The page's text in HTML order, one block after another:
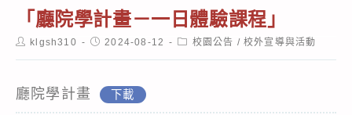
「廳院學計畫－一日體驗課程」
Postklgsh310
Post2024-08-12
Post校園公告 / 校外宣導與活動
廳院學計畫 下載